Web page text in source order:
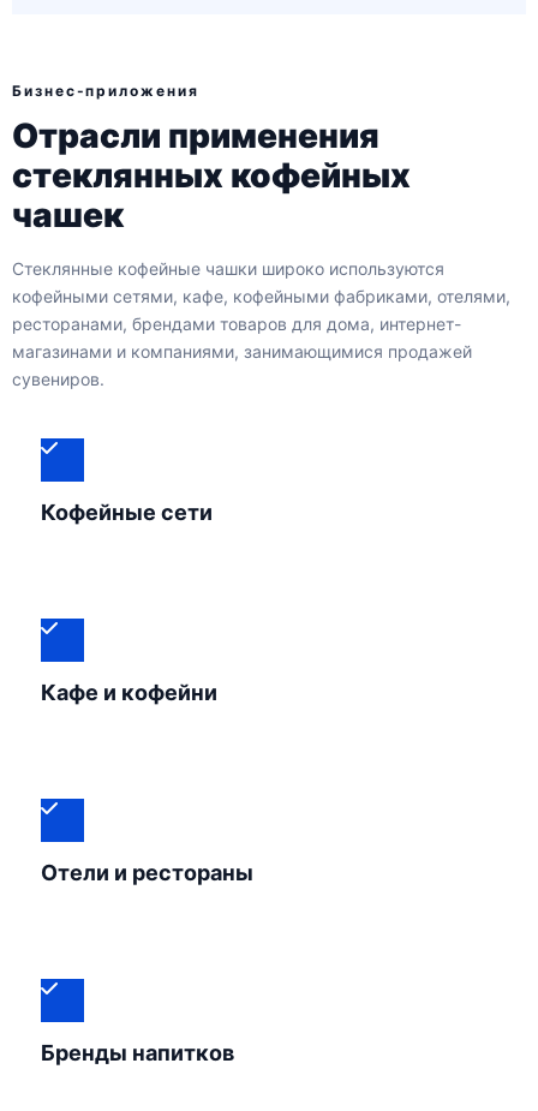
Бизнес-приложения
Отрасли применения
стеклянных кофейных
чашек
Стеклянные кофейные чашки широко используются
кофейными сетями, кафе, кофейными фабриками, отелями,
ресторанами, брендами товаров для дома, интернет-
магазинами и компаниями, занимающимися продажей
сувениров.
Кофейные сети
Кафе и кофейни
Отели и рестораны
Бренды напитков